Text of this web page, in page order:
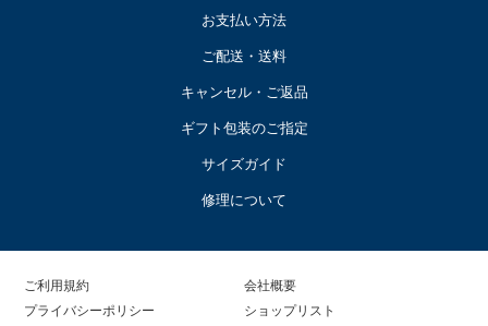
お支払い方法
ご配送・送料
キャンセル・ご返品
ギフト包装のご指定
サイズガイド
修理について
ご利用規約
プライバシーポリシー
会社概要
ショップリスト